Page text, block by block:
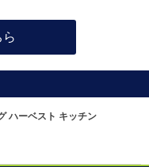
ハーベスト キッチン